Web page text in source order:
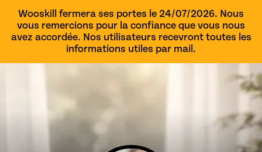
Wooskill fermera ses portes le 24/07/2026. Nous
vous remercions pour la confiance que vous nous
avez accordée. Nos utilisateurs recevront toutes les
informations utiles par mail.